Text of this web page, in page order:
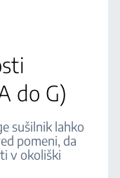
do G)
sušilnik lahko
pomeni, da
v okoliški